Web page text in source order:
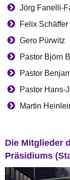
Jörg Fanelli-
Felix Schäffer
Gero Pürwitz
Pastor Björn
Pastor
Pastor Hans-
Martin
Die Mitglieder
Präsidiums